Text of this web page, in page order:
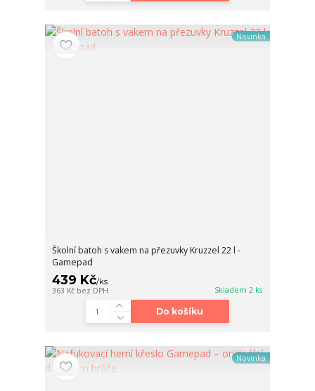
Novinka
Školní batoh s vakem na přezuvky Kruzzel 22 l -
Gamepad
439 Kč/ks
363 Kč bez DPH Skladem 2 ks
Do košíku
Novinka